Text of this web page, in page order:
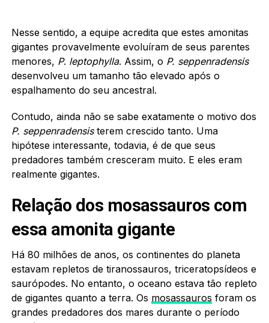
Nesse sentido, a equipe acredita que estes amonitas
gigantes provavelmente evoluíram de seus parentes
menores, P. leptophylla. Assim, o P. seppenradensis
desenvolveu um tamanho tão elevado após o
espalhamento do seu ancestral.
Contudo, ainda não se sabe exatamente o motivo dos
P. seppenradensisterem crescido tanto. Uma
hipótese interessante, todavia, é de que seus
predadores também cresceram muito. E eles eram
realmente gigantes.
Relação dos mosassauros com
essa amonita gigante
Há 80 milhões de anos, os continentes do planeta
estavam repletos de tiranossauros, triceratopsídeos e
saurópodes. No entanto, o oceano estava tão repleto
de gigantes quanto a terra. Os mosassauros foram os
grandes predadores dos mares durante o período